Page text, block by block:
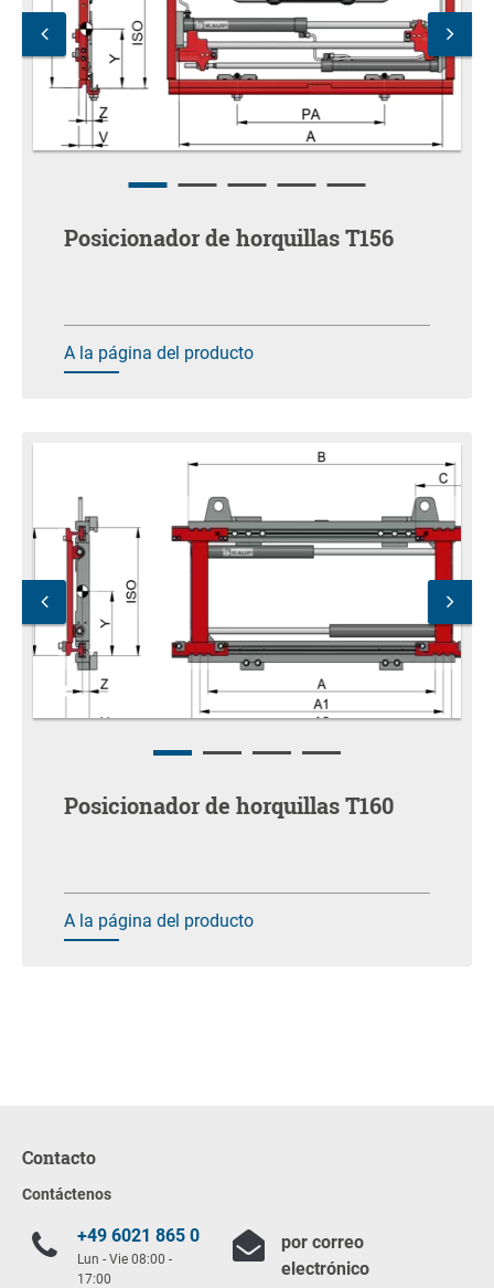
Posicionador de horquillas T156
A la página del producto
Posicionador de horquillas T160
A la página del producto
Contacto
Contáctenos
+49 6021 865 0
Lun - Vie 08:00 -
17:00
por correo
electrónico